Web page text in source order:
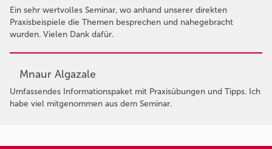
Ein sehr wertvolles Seminar, wo anhand unserer direkten
Praxisbeispiele die Themen besprechen und nahegebracht
wurden. Vielen Dank dafür.
Mnaur Algazale
Umfassendes Informationspaket mit Praxisübungen und Tipps. Ich
habe viel mitgenommen aus dem Seminar.